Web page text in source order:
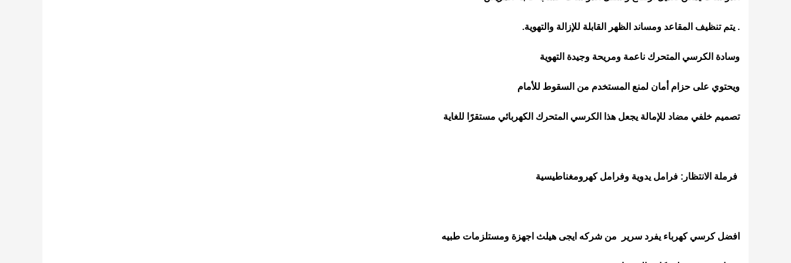
. يتم تنظيف المقاعد ومساند الظهر القابلة للإزالة والتهوية.
وسادة الكرسي المتحرك ناعمة ومريحة وجيدة التهوية
ويحتوي على حزام أمان لمنع المستخدم من السقوط للأمام
تصميم خلفي مضاد للإمالة يجعل هذا الكرسي المتحرك الكهربائي مستقرًا للغاية
فرملة الانتظار: فرامل يدوية وفرامل كهرومغناطيسية
افضل كرسي كهرباء يفرد سرير من شركه ايجى هيلث اجهزة ومستلزمات طبيه